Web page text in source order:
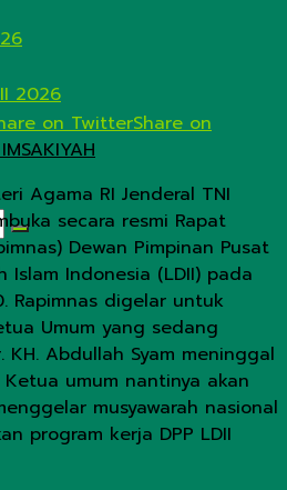
2026
on TwitterShare on
Agama RI Jenderal TNI
secara resmi Rapat
Dewan Pimpinan Pusat
Islam Indonesia (LDII) pada
Rapimnas digelar untuk
Umum yang sedang
KH. Abdullah Syam meninggal
umum nantinya akan
musyawarah nasional
program kerja DPP LDII